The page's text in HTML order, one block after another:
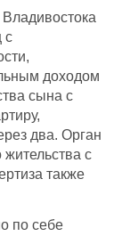
с
доходом
сына с
два. Орган
с
также
по себе